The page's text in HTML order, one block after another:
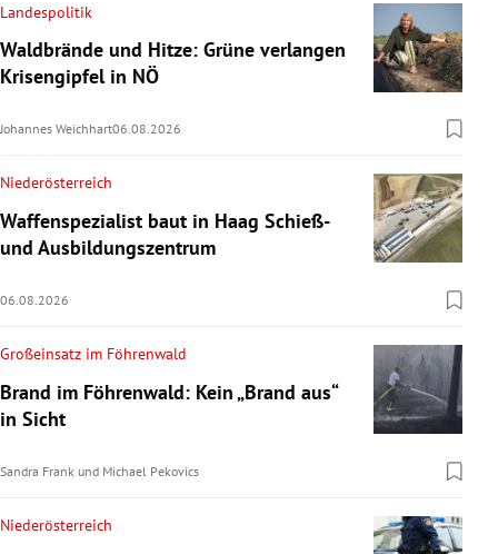
Landespolitik
Waldbrände und Hitze: Grüne verlangen
Krisengipfel in NÖ
Johannes Weichhart06.08.2026
Niederösterreich
Waffenspezialist baut in Haag Schieß-
und Ausbildungszentrum
06.08.2026
Großeinsatz im Föhrenwald
Brand im Föhrenwald: Kein „Brand aus“
in Sicht
Sandra Frank und Michael Pekovics
Niederösterreich